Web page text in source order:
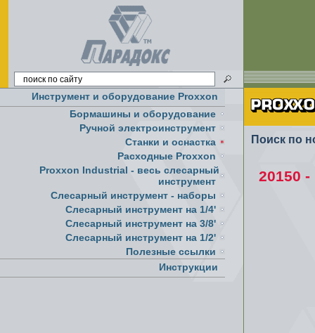
Инструмент и оборудование Proxxon
Бормашины и оборудование
Ручной электроинструмент
Cтанки и оснастка
Расходные Proxxon
Proxxon Industrial - весь слесарный
инструмент
Слесарный инструмент - наборы
Слесарный инструмент на 1/4'
Слесарный инструмент на 3/8'
Слесарный инструмент на 1/2'
Полезные ссылки
Инструкции
Поиск по
20150